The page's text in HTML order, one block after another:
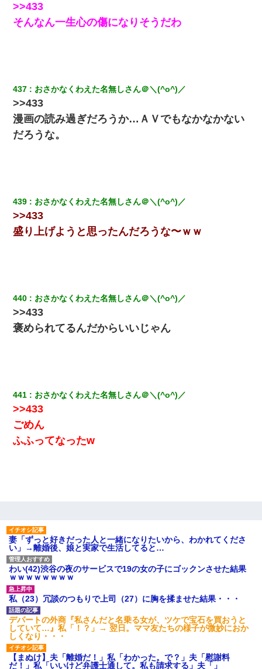
父が他界→父のフリン相手『どうか相続を放棄して下さい、昔の
って知ってるの？」相手『 』結果→
父親がくも膜下出血で突然ﾀﾋ。→母の貯金が0なことが判明。→母
「私を家に置いてほしい、どうか見捨てないで(土下座」俺・嫁
「…」
三年働いてたパートを突然クビになった。しかし元職場の主要取
【衝撃】嫁父の会社に勤続１０年、手取り１４万 → 俺「２２万も
らえる会社から誘われた。転職したい」義父「クビ！（激怒」嫁
「離婚！（激怒」
童貞俺、宅飲みした女友達2人を家に泊めた結果ｗｗｗｗｗｗ
旦那の元嫁「離婚したとはいえ、私が本来の妻。許可なく結婚す
と電気を消すとミシッって音が…彼「ちょっと待ってて」→勢い
よくドアを開けるとなんと…
居酒屋にて。兄の紹介者「お酒飲みなって」私「未成年なので無
理です！」酷すぎるワードの連発で、耐えきれず店員に5千円を渡
し「お勘定です。逃がして下さい」その後、録音内容を父に聞か
を晒してた。ほとんどがブスという評価の中で二人ほど意外に好
評価で苦々しく思った
ずっとニートだと思ってた同居の義弟が投資で旦那より稼いでる
とか知らなかった…
ケーキバイキングにいた単独の50くらいのオッサン、強烈だっ
た。
【衝撃】女友達から行為中に告白されてOKした結果
>>433
そんなん一生心の傷になりそうだわ
437 おさかなくわえた名無しさん＠＼(^o^)／
>>433
漫画の読み過ぎだろうか…ＡＶでもなかなかない
だろうな。
439 おさかなくわえた名無しさん＠＼(^o^)／
>>433
盛り上げようと思ったんだろうな〜ｗｗ
440 おさかなくわえた名無しさん＠＼(^o^)／
>>433
褒められてるんだからいいじゃん
441 おさかなくわえた名無しさん＠＼(^o^)／
>>433
ごめん
ふふってなったw
妻「ずっと好きだった人と一緒になりたいから、わかれてくださ
い」→離婚後、娘と実家で生活してると…
わい(42)渋谷の夜のサービスで19の女の子にゴックンさせた結果
ｗｗｗｗｗｗｗｗ
私（23）冗談のつもりで上司（27）に胸を揉ませた結果・・・
デパートの外商『私さんだと名乗る女が、ツケで宝石を買おうと
していて…』私「！？」→ 翌日。ママ友たちの様子が微妙におか
しくなり・・・
【まぬけ】夫「離婚だ！」私「わかった。で？」夫「慰謝料
だ！」私「いいけど弁護士通して。私も請求する」夫「」